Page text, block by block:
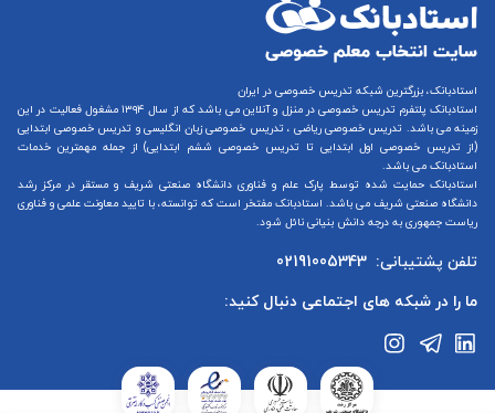
استادبانک، بزرگترین شبکه تدریس خصوصی در ایران
استادبانک پلتفرم تدریس خصوصی در منزل و آنلاین
می باشد که از سال ۱۳۹۴ مشغول فعالیت در این
زمینه می باشد. تدریس خصوصی ریاضی ، تدریس خصوصی زبان انگلیسیو تدریس خصوصی ابتدایی
(از تدریس خصوصی اول ابتدایی تا تدریس خصوصی ششم ابتدایی) از جمله مهمترین خدمات
استادبانک می باشد.
استادبانک حمایت شده توسط پارک علم و فناوری دانشگاه صنعتی شریف و مستقر در مرکز رشد
دانشگاه صنعتی شریف می باشد. استادبانک مفتخر است که توانسته، با تایید معاونت علمی و فناوری
ریاست جمهوری به درجه دانش بنیانی نائل شود.
تلفن پشتیبانی: 02191005343
ما را در شبکه های اجتماعی دنبال کنید: